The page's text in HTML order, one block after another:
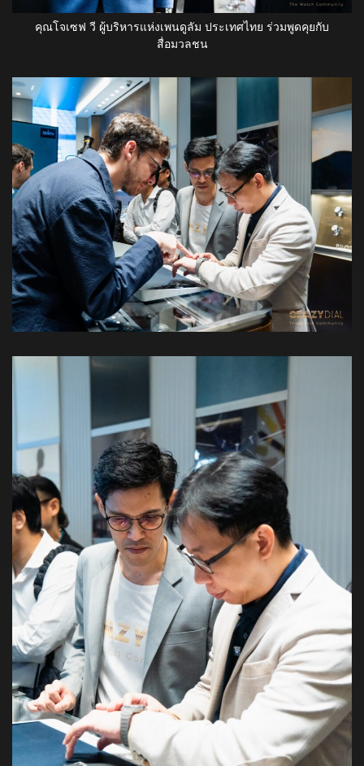
คุณโจเซฟ วี ผู้บริหารแห่งเพนดูลัม ประเทศไทย ร่วมพูดคุยกับ
สื่อมวลชน